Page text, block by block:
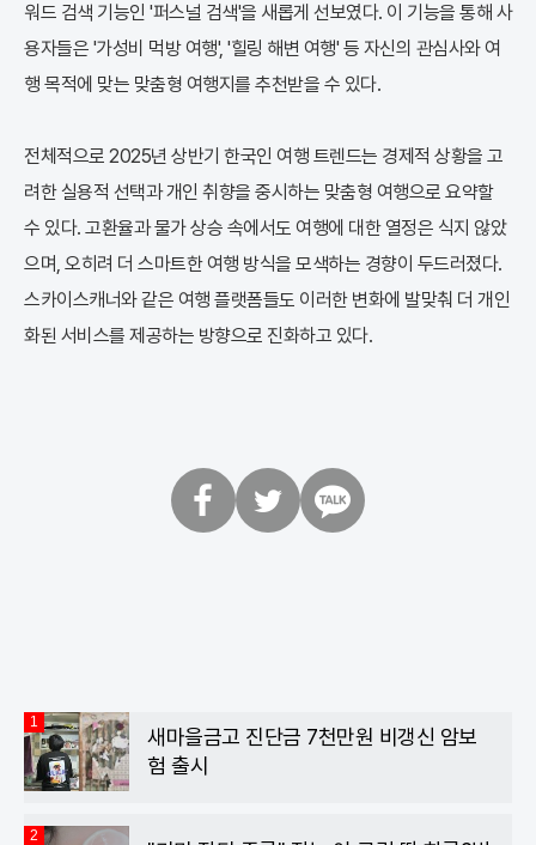
워드 검색 기능인 '퍼스널 검색'을 새롭게 선보였다. 이 기능을 통해 사
용자들은 '가성비 먹방 여행', '힐링 해변 여행' 등 자신의 관심사와 여
행 목적에 맞는 맞춤형 여행지를 추천받을 수 있다.
전체적으로 2025년 상반기 한국인 여행 트렌드는 경제적 상황을 고
려한 실용적 선택과 개인 취향을 중시하는 맞춤형 여행으로 요약할
수 있다. 고환율과 물가 상승 속에서도 여행에 대한 열정은 식지 않았
으며, 오히려 더 스마트한 여행 방식을 모색하는 경향이 두드러졌다.
스카이스캐너와 같은 여행 플랫폼들도 이러한 변화에 발맞춰 더 개인
화된 서비스를 제공하는 방향으로 진화하고 있다.
1
새마을금고 진단금 7천만원 비갱신 암보
험 출시
2